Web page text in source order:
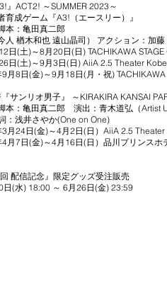
』ACT2! ～SUMMER 2023～
成ゲーム『A3!（エースリー）』
：亀田真二郎
楢木和也 遠山晶司） アクション：加藤
日(土)～8月20日(日) TACHIKAWA STAGE
日(土)～9月3日(日) AiiA 2.5 Theater Kobe
月8日(金)～9月18日(月・祝) TACHIKAWA
サンリオ男子』 ～KIRAKIRA KANSAI
：亀田真二郎 演出：青木道弘（Artist
浅井さやか(One on One)
3月24日(金)～4月2日(日）AiiA 2.5
4月7日(金)～4月16日(日）品川プリンスホ
配信記念』限定グッズ受注販売
日(水) 18:00 ～ 6月26日(金) 23:59